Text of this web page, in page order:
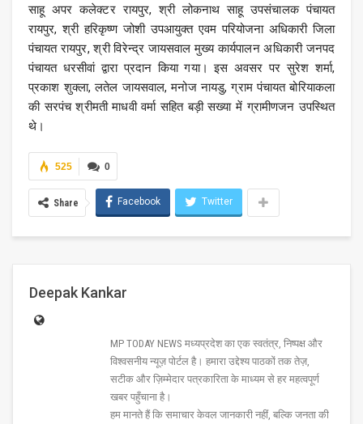
साहू अपर कलेक्टर रायपुर, श्री लोकनाथ साहू उपसंचालक पंचायत
रायपुर, श्री हरिकृष्ण जोशी उपआयुक्त एवम परियोजना अधिकारी जिला
पंचायत रायपुर, श्री विरेन्द्र जायसवाल मुख्य कार्यपालन अधिकारी जनपद
पंचायत धरसीवां द्वारा प्रदान किया गया। इस अवसर पर सुरेश शर्मा,
प्रकाश शुक्ला, लतेल जायसवाल, मनोज नायडु, ग्राम पंचायत बोरियाकला
की सरपंच श्रीमती माधवी वर्मा सहित बड़ी सख्या में ग्रामीणजन उपस्थित
थे।
0
525
Share Facebook Twitter
Deepak Kankar
MP TODAY NEWS मध्यप्रदेश का एक स्वतंत्र, निष्पक्ष और
विश्वसनीय न्यूज़ पोर्टल है। हमारा उद्देश्य पाठकों तक तेज़,
सटीक और ज़िम्मेदार पत्रकारिता के माध्यम से हर महत्वपूर्ण
खबर पहुँचाना है।
हम मानते हैं कि समाचार केवल जानकारी नहीं, बल्कि जनता की